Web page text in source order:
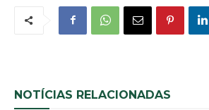
NOTÍCIAS RELACIONADAS